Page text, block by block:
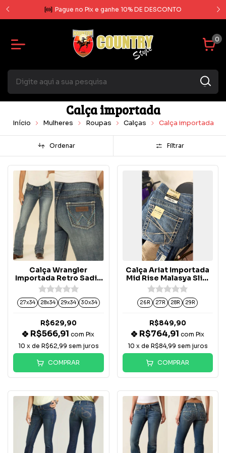
Pague no Pix e ganhe 10% DE DESCONTO
0
Calça importada
Início Mulheres Roupas Calças Calça importada
Ordenar Filtrar
Calça Wrangler
Importada Retro Sadie
Low Rise Boot Cut -
1007MWZDW
27x34 28x34 29x34 30x34
R$629,90
R$566,91com Pix
10 x de R$62,99 sem juros
COMPRAR
Calça Ariat Importada
Mid Rise Malasya Slim
Trouser- 10063128
26R 27R 28R 29R
R$849,90
R$764,91 com Pix
10 x de R$84,99 sem juros
COMPRAR